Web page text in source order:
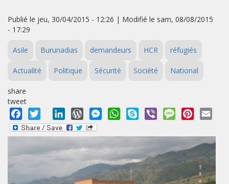
Publié le jeu, 30/04/2015 - 12:26 | Modifié le sam, 08/08/2015
- 17:29
Asile Burunadias demandeurs HCR réfugiés
Actualité Politique Sécurité Société National
share
tweet
Facebook
Twitter LinkedInWordPressMessengerWhatsApp
Skype Viber MessagePinterest